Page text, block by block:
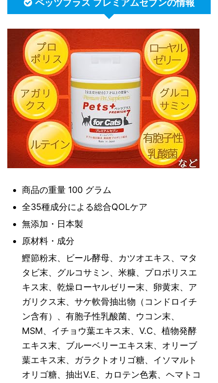
ペッツプラス プレミアムセブンの情報
商品の重量 100 グラム
全35種成分による総合QOLケア
無添加・日本製
原材料・成分
鰹節粉末、ビール酵母、カツオエキス、マタ
タビ末、グルコサミン、米糠、プロポリスエ
キス末、乾燥ローヤルゼリー末、卵黄末、ア
ガリクス末、サケ軟骨抽出物（コンドロイチ
ン含有）、有胞子性乳酸菌、ウコン末、
MSM、イチョウ葉エキス末、V.C、植物発酵
エキス末、ブルーベリーエキス末、オリーブ
葉エキス末、ガラクトオリゴ糖、イソマルト
オリゴ糖、抽出V.E、カロテン色素、ヘマトコ